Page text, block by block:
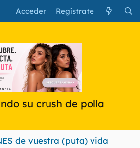
Acceder Regístrate
su crush de polla
de vuestra (puta) vida